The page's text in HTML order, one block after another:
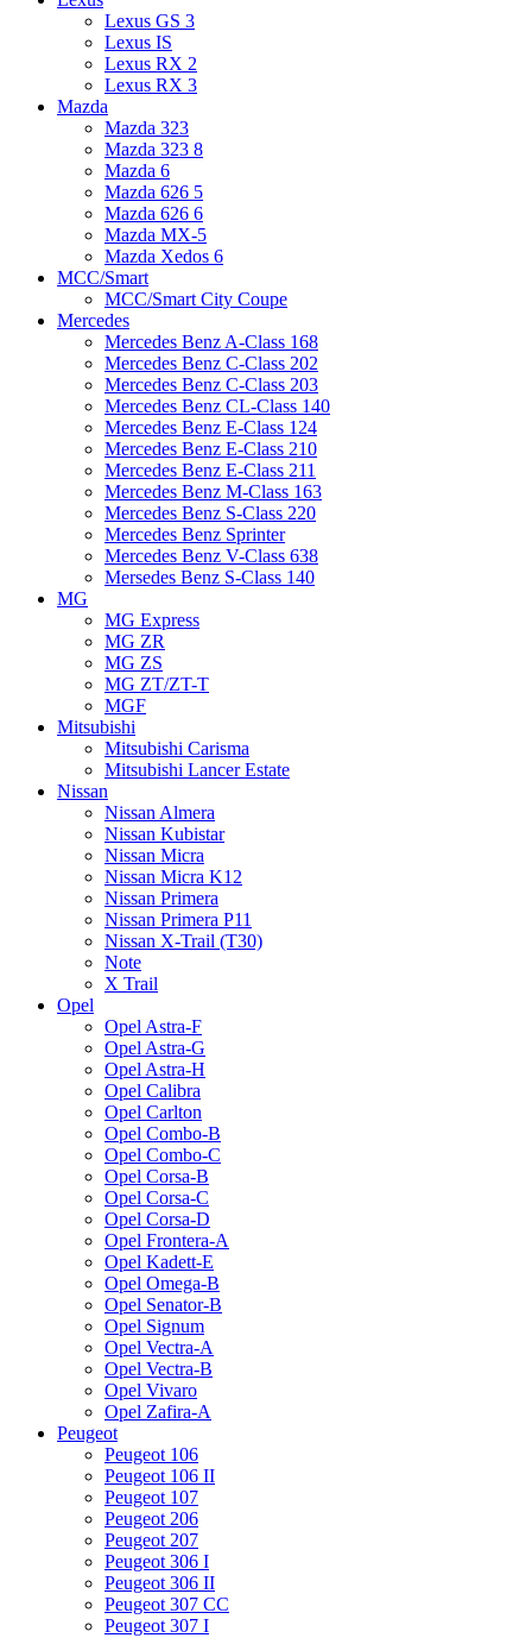
Lexus GS 3
Lexus IS
Lexus RX 2
Lexus RX 3
Mazda
Mazda 323
Mazda 323 8
Mazda 6
Mazda 626 5
Mazda 626 6
Mazda MX-5
Mazda Xedos 6
MCC/Smart
MCC/Smart City Coupe
Mercedes
Mercedes Benz A-Class 168
Mercedes Benz C-Class 202
Mercedes Benz C-Class 203
Mercedes Benz CL-Class 140
Mercedes Benz E-Class 124
Mercedes Benz E-Class 210
Mercedes Benz E-Class 211
Mercedes Benz M-Class 163
Mercedes Benz S-Class 220
Mercedes Benz Sprinter
Mercedes Benz V-Class 638
Mersedes Benz S-Class 140
MG
MG Express
MG ZR
MG ZS
MG ZT/ZT-T
MGF
Mitsubishi
Mitsubishi Carisma
Mitsubishi Lancer Estate
Nissan
Nissan Almera
Nissan Kubistar
Nissan Micra
Nissan Micra K12
Nissan Primera
Nissan Primera P11
Nissan X-Trail (T30)
Note
X Trail
Opel
Opel Astra-F
Opel Astra-G
Opel Astra-H
Opel Calibra
Opel Carlton
Opel Combo-B
Opel Combo-C
Opel Corsa-B
Opel Corsa-C
Opel Corsa-D
Opel Frontera-A
Opel Kadett-E
Opel Omega-B
Opel Senator-B
Opel Signum
Opel Vectra-A
Opel Vectra-B
Opel Vivaro
Opel Zafira-A
Peugeot
Peugeot 106
Peugeot 106 II
Peugeot 107
Peugeot 206
Peugeot 207
Peugeot 306 I
Peugeot 306 II
Peugeot 307 CC
Peugeot 307 I